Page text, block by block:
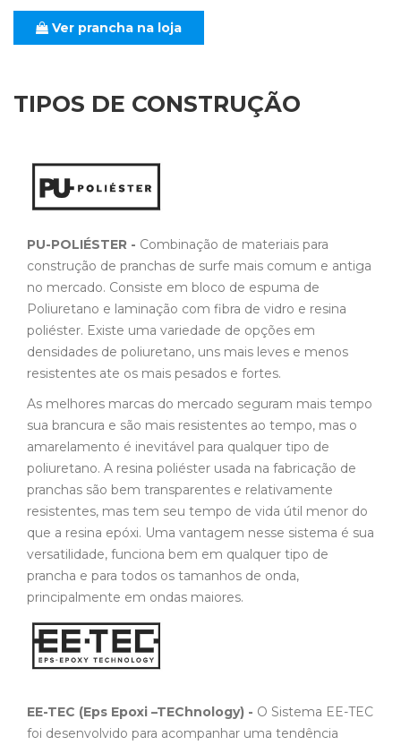
Ver prancha na loja
TIPOS DE CONSTRUÇÃO
PU-POLIÉSTER - Combinação de materiais para
construção de pranchas de surfe mais comum e antiga
no mercado. Consiste em bloco de espuma de
Poliuretano e laminação com fibra de vidro e resina
poliéster. Existe uma variedade de opções em
densidades de poliuretano, uns mais leves e menos
resistentes ate os mais pesados e fortes.
As melhores marcas do mercado seguram mais tempo
sua brancura e são mais resistentes ao tempo, mas o
amarelamento é inevitável para qualquer tipo de
poliuretano. A resina poliéster usada na fabricação de
pranchas são bem transparentes e relativamente
resistentes, mas tem seu tempo de vida útil menor do
que a resina epóxi. Uma vantagem nesse sistema é sua
versatilidade, funciona bem em qualquer tipo de
prancha e para todos os tamanhos de onda,
principalmente em ondas maiores.
EE-TEC (Eps Epoxi –TEChnology) - O Sistema EE-TEC
foi desenvolvido para acompanhar uma tendência